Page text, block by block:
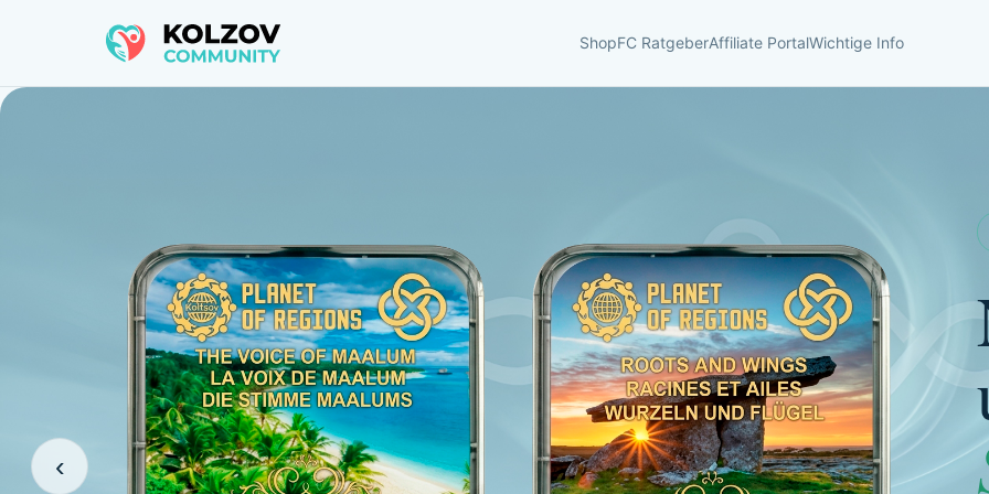
ShopFC RatgeberAffiliate PortalWichtige Info
Neu in
unserem
Sortiment
‹